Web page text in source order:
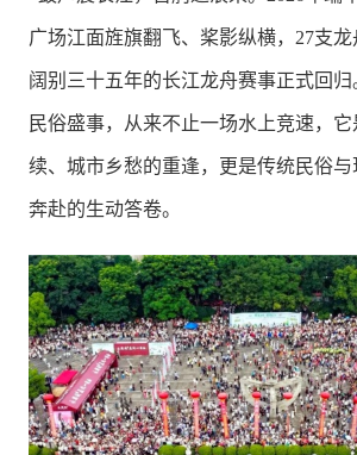
广场江面旌旗翻飞、桨影纵横，27支龙
阔别三十五年的长江龙舟赛事正式回
民俗盛事，从来不止一场水上竞速，
续、城市乡愁的重逢，更是传统民俗
奔赴的生动答卷。